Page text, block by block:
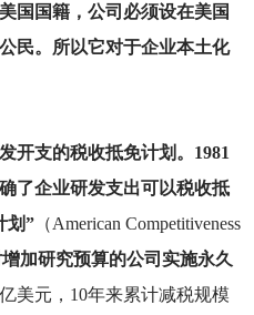
国国籍，公司必须设在美国
民。所以它对于企业本土化
开支的税收抵免计划。1981
了企业研发支出可以税收抵
划”（American Competitiveness
加研究预算的公司实施永久
美元，10年来累计减税规模